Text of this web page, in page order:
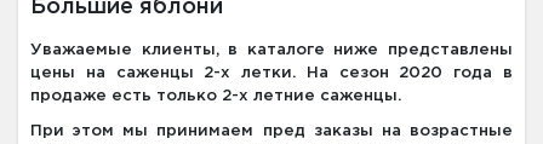
Большие яблони
Уважаемые клиенты, в каталоге ниже представлены
цены на саженцы 2-х летки. На сезон 2020 года в
продаже есть только 2-х летние саженцы.
При этом мы принимаем пред заказы на возрастные